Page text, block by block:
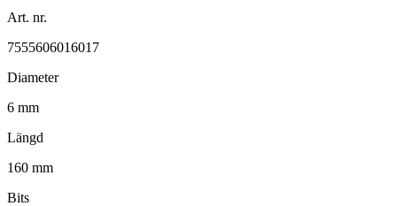
Art. nr.
7555606016017
Diameter
6 mm
Längd
160 mm
Bits